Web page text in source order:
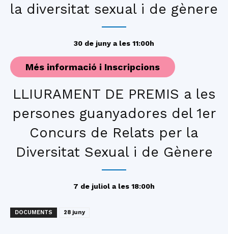
la diversitat sexual i de gènere
30 de juny a les 11:00h
Més informació i Inscripcions
LLIURAMENT DE PREMIS a les
persones guanyadores del 1er
Concurs de Relats per la
Diversitat Sexual i de Gènere
7 de juliol a les 18:00h
DOCUMENTS 28 juny